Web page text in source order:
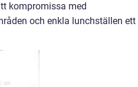
kompromissa med
och enkla lunchställen ett